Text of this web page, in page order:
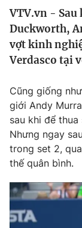
Y tế
Thế giới
Thế giới đó đây
Câu chuyện
Kinh tế
Tài chính
Thị trường
Góc doanh
Dữ liệu và đời
Truyền hình
Phim VTV
Hậu trường
Giải trí
Điện ảnh
Giáo dục
VTV.vn - Sau
Duckworth,
vợt kinh
Verdasco tại
Cũng giống
giới Andy
sau khi để
Nhưng ngay
trong set 2,
thế quân bình.